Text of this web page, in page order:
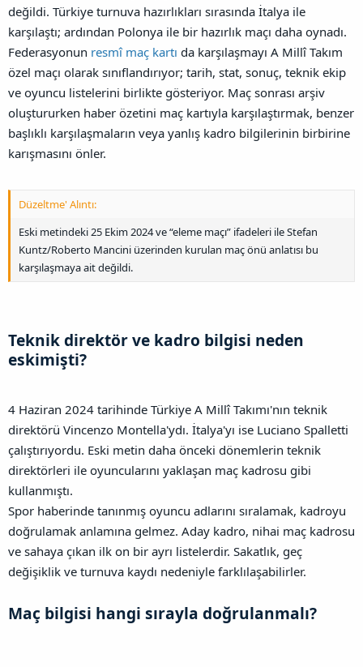
değildi. Türkiye turnuva hazırlıkları sırasında İtalya ile
karşılaştı; ardından Polonya ile bir hazırlık maçı daha oynadı.
Federasyonun resmî maç kartı da karşılaşmayı A Millî Takım
özel maçı olarak sınıflandırıyor; tarih, stat, sonuç, teknik ekip
ve oyuncu listelerini birlikte gösteriyor. Maç sonrası arşiv
oluştururken haber özetini maç kartıyla karşılaştırmak, benzer
başlıklı karşılaşmaların veya yanlış kadro bilgilerinin birbirine
karışmasını önler.
Düzeltme' Alıntı:
Eski metindeki 25 Ekim 2024 ve “eleme maçı” ifadeleri ile Stefan
Kuntz/Roberto Mancini üzerinden kurulan maç önü anlatısı bu
karşılaşmaya ait değildi.
Teknik direktör ve kadro bilgisi neden
eskimişti?​
4 Haziran 2024 tarihinde Türkiye A Millî Takımı'nın teknik
direktörü Vincenzo Montella'ydı. İtalya'yı ise Luciano Spalletti
çalıştırıyordu. Eski metin daha önceki dönemlerin teknik
direktörleri ile oyuncularını yaklaşan maç kadrosu gibi
kullanmıştı.
Spor haberinde tanınmış oyuncu adlarını sıralamak, kadroyu
doğrulamak anlamına gelmez. Aday kadro, nihai maç kadrosu
ve sahaya çıkan ilk on bir ayrı listelerdir. Sakatlık, geç
değişiklik ve turnuva kaydı nedeniyle farklılaşabilirler.
Maç bilgisi hangi sırayla doğrulanmalı?​